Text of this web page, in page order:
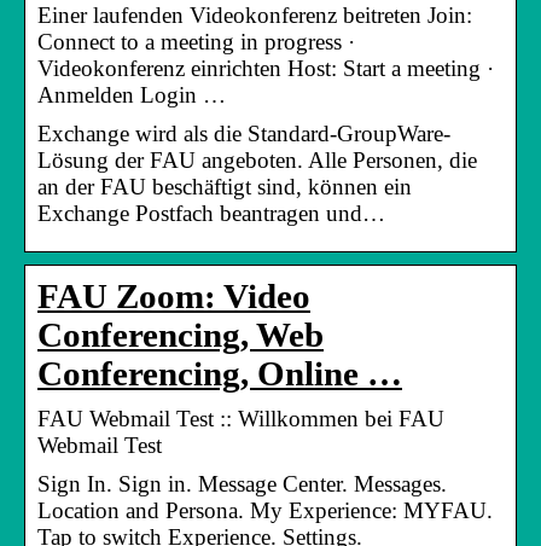
Einer laufenden Videokonferenz beitreten Join:
Connect to a meeting in progress ·
Videokonferenz einrichten Host: Start a meeting ·
Anmelden Login …
Exchange wird als die Standard-GroupWare-
Lösung der FAU angeboten. Alle Personen, die
an der FAU beschäftigt sind, können ein
Exchange Postfach beantragen und…
FAU Zoom: Video
Conferencing, Web
Conferencing, Online …
FAU Webmail Test :: Willkommen bei FAU
Webmail Test
Sign In. Sign in. Message Center. Messages.
Location and Persona. My Experience: MYFAU.
Tap to switch Experience. Settings.